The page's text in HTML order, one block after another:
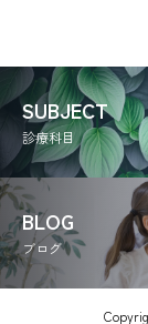
SUBJECT
診療科目
BLOG
ブログ